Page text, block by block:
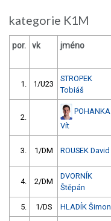
kategorie K1M
por. vk jméno
1. 1/U23
STROPEK
Tobiáš
2.
POHANKA
Vít
3. 1/DM ROUSEK David
4. 2/DM
DVORNÍK
Štěpán
5. 1/DS HLADÍK Šimon